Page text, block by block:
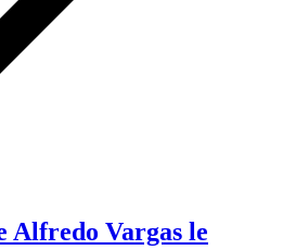
Alfredo Vargas le